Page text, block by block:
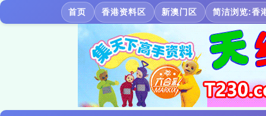
首页 香港资料区 新澳门区 简洁浏览:香